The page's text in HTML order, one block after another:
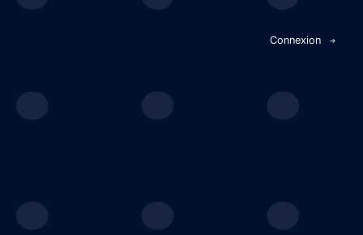
Connexion